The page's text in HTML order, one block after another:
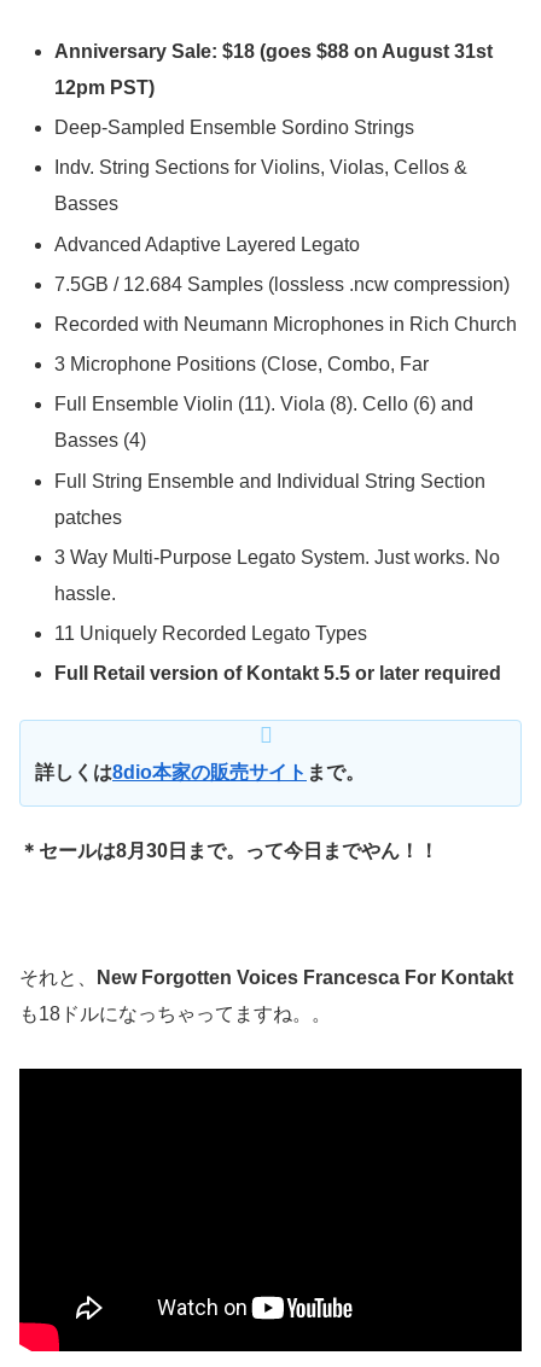
Anniversary Sale: $18 (goes $88 on August 31st
12pm PST)
Deep-Sampled Ensemble Sordino Strings
Indv. String Sections for Violins, Violas, Cellos &
Basses
Advanced Adaptive Layered Legato
7.5GB / 12.684 Samples (lossless .ncw compression)
Recorded with Neumann Microphones in Rich Church
3 Microphone Positions (Close, Combo, Far
Full Ensemble Violin (11). Viola (8). Cello (6) and
Basses (4)
Full String Ensemble and Individual String Section
patches
3 Way Multi-Purpose Legato System. Just works. No
hassle.
11 Uniquely Recorded Legato Types
Full Retail version of Kontakt 5.5 or later required
詳しくは8dio本家の販売サイト まで。
＊セールは8月30日まで。って今日までやん！！
それと、
New Forgotten Voices Francesca For Kontakt
も18ドルになっちゃってますね。。